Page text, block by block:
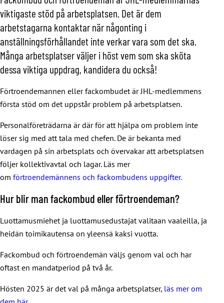
viktigaste stöd på arbetsplatsen. Det är dem
arbetstagarna kontaktar när någonting i
anställningsförhållandet inte verkar vara som det ska.
Många arbetsplatser väljer i höst vem som ska sköta
dessa viktiga uppdrag, kandidera du också!
Förtroendemannen eller fackombudet är JHL-medlemmens
första stöd om det uppstår problem på arbetsplatsen.
Personalföreträdarna är där för att hjälpa om problem inte
löser sig med att tala med chefen. De är bekanta med
vardagen på sin arbetsplats och övervakar att arbetsplatsen
följer kollektivavtal och lagar. Läs mer
om förtroendemännens och fackombudens uppgifter.
Hur blir man fackombud eller förtroendeman?
Luottamusmiehet ja luottamusedustajat valitaan vaaleilla, ja
heidän toimikautensa on yleensä kaksi vuotta.
Fackombud och förtroendemän väljs genom val och har
oftast en mandatperiod på två år.
Hösten 2025 är det val på många arbetsplatser, läs mer om